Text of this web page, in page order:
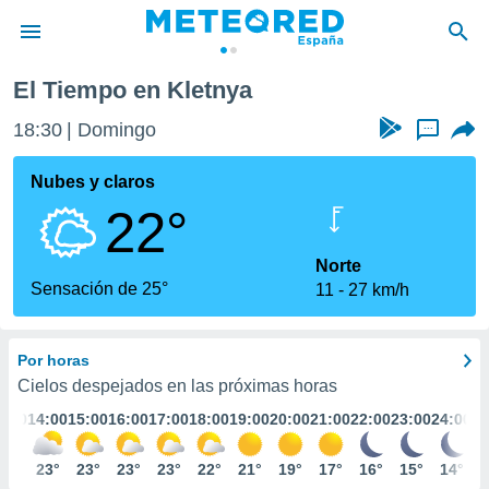
de
por
que se
calidad.
a este
las
y
forma
digital
basada
El Tiempo en Kletnya
18:30 Domingo ...
Nubes y claros
22°
Sensación de 25°
Norte
11
27 km/h
Por horas
Cielos despejados en las próximas horas
14:00
23°
15:00
23°
16:00
23°
17:00
23°
18:00
22°
19:00
21°
20:00
19°
21:00
17°
22:00
16°
23:00
15°
24:00
14°